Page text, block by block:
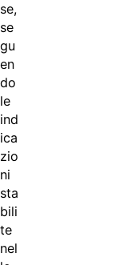
se,
se
gu
en
do
le
ind
ica
zio
ni
sta
bili
te
nel